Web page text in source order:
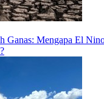
Ganas: Mengapa El